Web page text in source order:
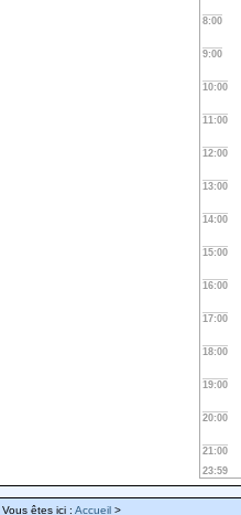
8:00
9:00
10:00
11:00
12:00
13:00
14:00
15:00
16:00
17:00
18:00
19:00
20:00
21:00
23:59
Vous êtes ici : Accueil >